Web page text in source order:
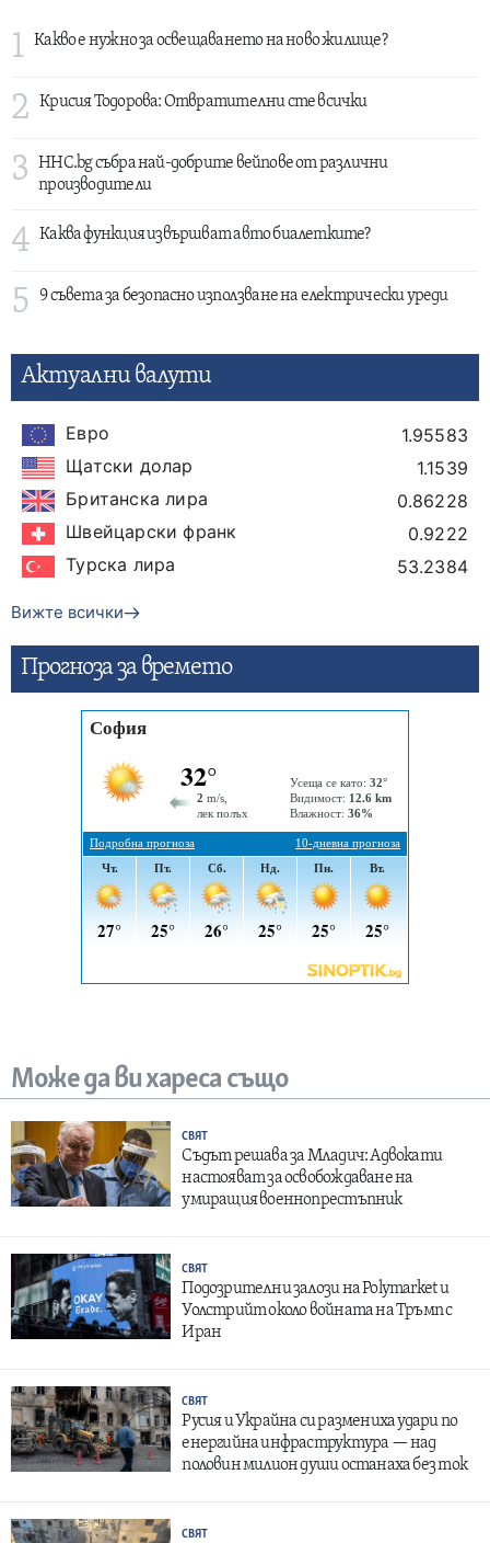
1 Какво е нужно за освещаването на ново жилище?
2 Крисия Тодорова: Отвратителни сте всички
3
HHC.bg събра най-добрите вейпове от различни
производители
4 Каква функция извършват авто биалетките?
5 9 съвета за безопасно използване на електрически уреди
Актуални валути
Евро
1.95583
Щатски долар
1.1539
Британска лира
0.86228
Швейцарски франк
0.9222
Турска лира
53.2384
Вижте всички
Прогнозa за времето
Може да ви хареса също
СВЯТ
Съдът решава за Младич: Адвокати
настояват за освобождаване на
умиращия военнопрестъпник
СВЯТ
Подозрителни залози на Polymarket и
Уолстрийт около войната на Тръмп с
Иран
СВЯТ
Русия и Украйна си размениха удари по
енергийна инфраструктура — над
половин милион души останаха без ток
СВЯТ